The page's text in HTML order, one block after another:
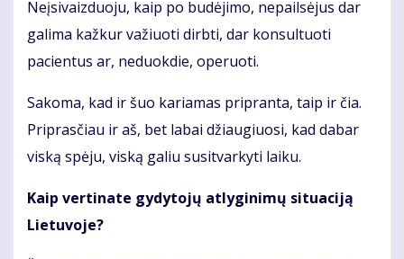
Neįsivaizduoju, kaip po budėjimo, nepailsėjus dar
galima kažkur važiuoti dirbti, dar konsultuoti
pacientus ar, neduokdie, operuoti.
Sakoma, kad ir šuo kariamas pripranta, taip ir čia.
Priprasčiau ir aš, bet labai džiaugiuosi, kad dabar
viską spėju, viską galiu susitvarkyti laiku.
Kaip vertinate gydytojų atlyginimų situaciją
Lietuvoje?